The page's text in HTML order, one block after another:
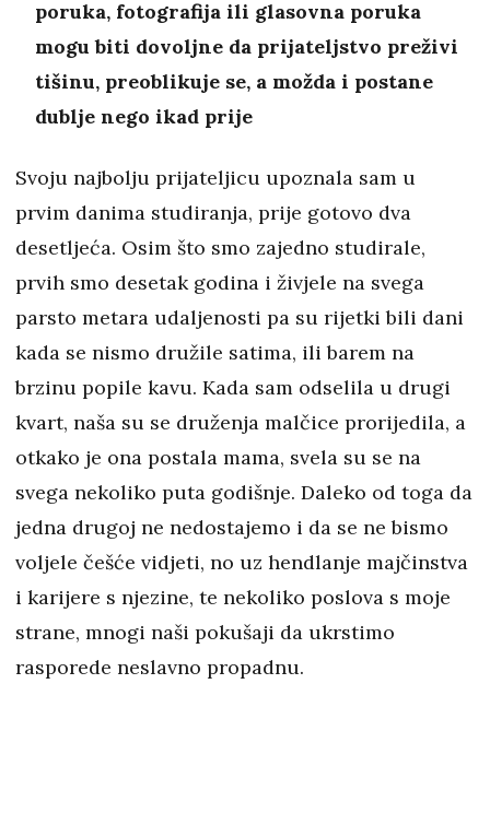
poruka, fotografija ili glasovna poruka
mogu biti dovoljne da prijateljstvo preživi
tišinu, preoblikuje se, a možda i postane
dublje nego ikad prije
Svoju najbolju prijateljicu upoznala sam u
prvim danima studiranja, prije gotovo dva
desetljeća. Osim što smo zajedno studirale,
prvih smo desetak godina i živjele na svega
parsto metara udaljenosti pa su rijetki bili dani
kada se nismo družile satima, ili barem na
brzinu popile kavu. Kada sam odselila u drugi
kvart, naša su se druženja malčice prorijedila, a
otkako je ona postala mama, svela su se na
svega nekoliko puta godišnje. Daleko od toga da
jedna drugoj ne nedostajemo i da se ne bismo
voljele češće vidjeti, no uz hendlanje majčinstva
i karijere s njezine, te nekoliko poslova s moje
strane, mnogi naši pokušaji da ukrstimo
rasporede neslavno propadnu.